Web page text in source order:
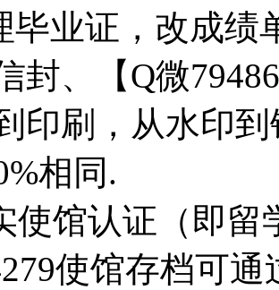
毕业证，改成绩
封、【Q微
印刷，从水印
相同.
使馆认证（即留
使馆存档可